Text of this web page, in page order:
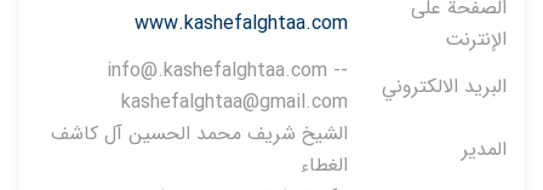
الصفحة على
الإنترنت
www.kashefalghtaa.com
البريد الالكتروني
info@.kashefalghtaa.com --
kashefalghtaa@gmail.com
المدير
الشيخ شريف محمد الحسين آل كاشف
الغطاء